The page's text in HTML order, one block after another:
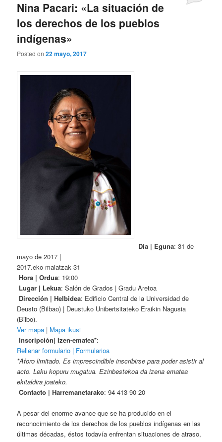
Nina Pacari: «La situación de
los derechos de los pueblos
indígenas»
Posted on22 mayo, 2017
Día | Eguna: 31 de
mayo de 2017 |
2017.eko maiatzak 31
Hora | Ordua: 19:00
Lugar | Lekua: Salón de Grados | Gradu Aretoa
Dirección | Helbidea: Edificio Central de la Universidad de
Deusto (Bilbao) | Deustuko Unibertsitateko Eraikin Nagusia
(Bilbo).
Ver mapa | Mapa ikusi
Inscripción| Izen-ematea*:
Rellenar formulario | Formularioa
*Aforo limitado. Es imprescindible inscribirse para poder asistir al
acto. Leku kopuru mugatua. Ezinbestekoa da izena ematea
ekitaldira joateko.
Contacto | Harremanetarako: 94 413 90 20
A pesar del enorme avance que se ha producido en el
reconocimiento de los derechos de los pueblos indígenas en las
últimas décadas, éstos todavía enfrentan situaciones de atraso,